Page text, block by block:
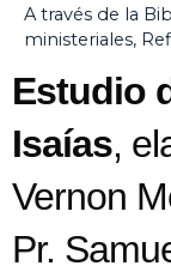
A través de la
ministeriales,
Estudio
Isaías,
Vernon
Pr.